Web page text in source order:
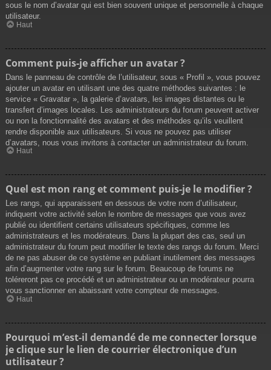
sous le nom d’avatar qui est bien souvent unique et personnelle à chaque
utilisateur.
Haut
Comment puis-je afficher un avatar ?
Dans le panneau de contrôle de l’utilisateur, sous « Profil », vous pouvez
ajouter un avatar en utilisant une des quatre méthodes suivantes : le
service « Gravatar », la galerie d’avatars, les images distantes ou le
transfert d’images locales. Les administrateurs du forum peuvent activer
ou non la fonctionnalité des avatars et des méthodes qu’ils veuillent
rendre disponible aux utilisateurs. Si vous ne pouvez pas utiliser
d’avatars, nous vous invitons à contacter un administrateur du forum.
Haut
Quel est mon rang et comment puis-je le modifier ?
Les rangs, qui apparaissent en dessous de votre nom d’utilisateur,
indiquent votre activité selon le nombre de messages que vous avez
publié ou identifient certains utilisateurs spécifiques, comme les
administrateurs et les modérateurs. Dans la plupart des cas, seul un
administrateur du forum peut modifier le texte des rangs du forum. Merci
de ne pas abuser de ce système en publiant inutilement des messages
afin d’augmenter votre rang sur le forum. Beaucoup de forums ne
toléreront pas ce procédé et un administrateur ou un modérateur pourra
vous sanctionner en abaissant votre compteur de messages.
Haut
Pourquoi m’est-il demandé de me connecter lorsque
je clique sur le lien de courrier électronique d’un
utilisateur ?